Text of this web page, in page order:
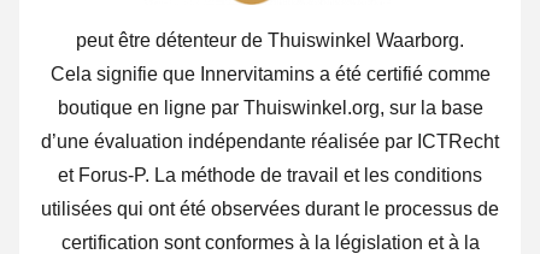
peut être détenteur de Thuiswinkel Waarborg.
Cela signifie que Innervitamins a été certifié comme
boutique en ligne par Thuiswinkel.org, sur la base
d’une évaluation indépendante réalisée par ICTRecht
et Forus-P. La méthode de travail et les conditions
utilisées qui ont été observées durant le processus de
certification sont conformes à la législation et à la